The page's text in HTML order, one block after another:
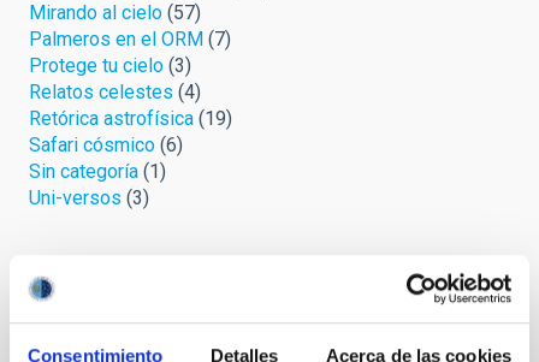
Consentimiento Detalles Acerca de las cookies
Mirando al cielo (57)
Palmeros en el ORM (7)
Protege tu cielo (3)
Relatos celestes (4)
Retórica astrofísica (19)
Safari cósmico (6)
Sin categoría (1)
Uni-versos (3)
Archivo
Agosto 2026(3)
Julio 2026
(7)